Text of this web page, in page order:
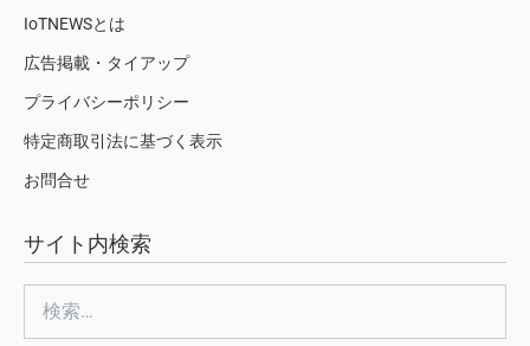
IoTNEWSとは
広告掲載・タイアップ
プライバシーポリシー
特定商取引法に基づく表示
お問合せ
サイト内検索
索: